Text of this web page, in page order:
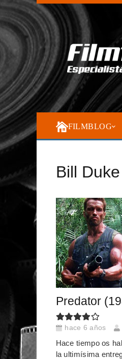
FILMBLOG
Bill Duke
Predator
hace 6 años
Hace tiempo os
la ultimísima